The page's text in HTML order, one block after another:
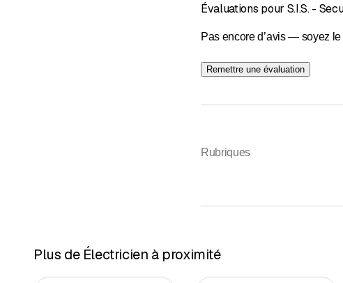
Évaluations pour S.I.S. -
Pas encore d’avis — soyez
Remettre une évaluation
Rubriques
Plus de Électricien à proximité